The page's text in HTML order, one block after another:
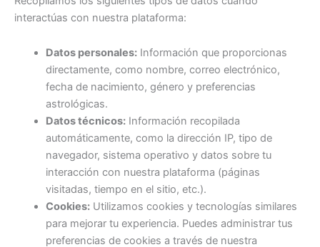
interactúas con nuestra plataforma:
Datos personales:Información que proporcionas
directamente, como nombre, correo electrónico,
fecha de nacimiento, género y preferencias
astrológicas.
Datos técnicos:Información recopilada
automáticamente, como la dirección IP, tipo de
navegador, sistema operativo y datos sobre tu
interacción con nuestra plataforma (páginas
visitadas, tiempo en el sitio, etc.).
Cookies:Utilizamos cookies y tecnologías similares
para mejorar tu experiencia. Puedes administrar tus
preferencias de cookies a través de nuestra